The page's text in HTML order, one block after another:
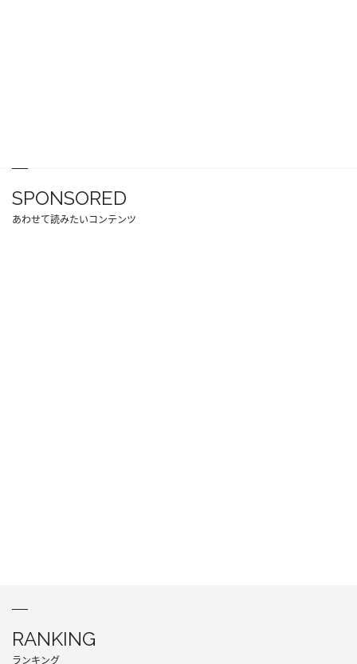
SPONSORED
あわせて読みたいコンテンツ
RANKING
ランキング